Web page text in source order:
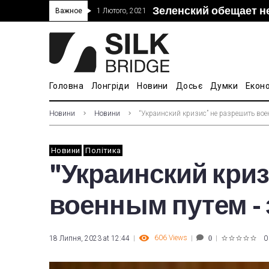
Важное 1 Лютого, 2021 Зеленский обещает
Прошло 5-тое
“Дочка” Beijing
В Украине ввели
Головна Лонгріди Новини Досьє Думки
Новини Новини “Украинский кризис” не разрешить
Новини Політика
"Украинский
военным путем -
18 Липня, 2023 at 12:44 606 Views 0 0